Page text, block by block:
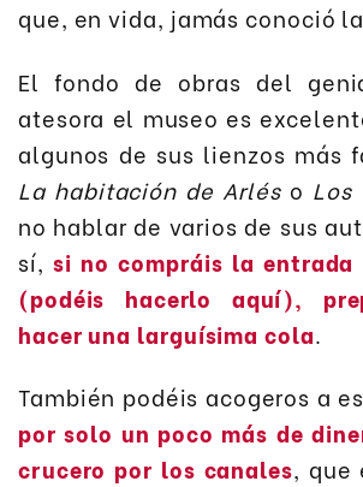
que, en vida, jamás conoció
El fondo de obras del
atesora el museo es
algunos de sus lienzos más
La habitación de Arléso Los
no hablar de varios de sus
sí,si no compráis la entrada
(podéis hacerlo aquí),
hacer una larguísima cola.
También podéis acogeros a
por solo un poco más de
crucero por los canales, que